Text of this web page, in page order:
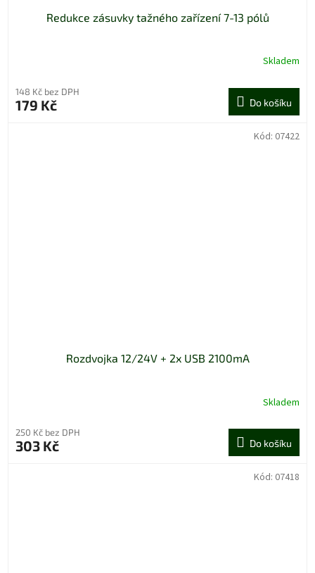
Redukce zásuvky tažného zařízení 7-13 pólů
Skladem
148 Kč bez DPH
179 Kč Do košíku
Rozdvojka 12/24V + 2x USB 2100mA
Skladem
250 Kč bez DPH
303 Kč Do košíku
Kód: 07422
Kód: 07418